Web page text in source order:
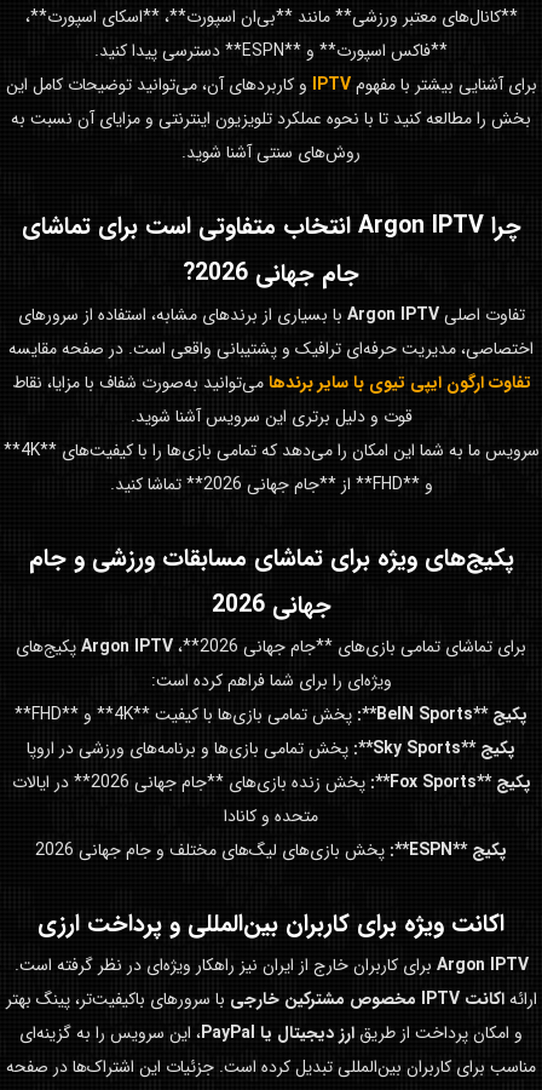
**کانال‌های معتبر ورزشی** مانند **بی‌ان اسپورت**، **اسکای اسپورت**،
**فاکس اسپورت** و **ESPN** دسترسی پیدا کنید.
برای آشنایی بیشتر با مفهومIPTV و کاربردهای آن، می‌توانید توضیحات کامل این
بخش را مطالعه کنید تا با نحوه عملکرد تلویزیون اینترنتی و مزایای آن نسبت به
روش‌های سنتی آشنا شوید.
چراArgon IPTV انتخاب متفاوتی است برای تماشای
جام جهانی 2026
?
تفاوت اصلیArgon IPTV با بسیاری از برندهای مشابه، استفاده از سرورهای
اختصاصی، مدیریت حرفه‌ای ترافیک و پشتیبانی واقعی است. در صفحه مقایسه
تفاوت ارگون ایپی تیوی با سایر برندها می‌توانید به‌صورت شفاف با مزایا، نقاط
قوت و دلیل برتری این سرویس آشنا شوید.
سرویس ما به شما این امکان را می‌دهد که تمامی بازی‌ها را با کیفیت‌های **4K**
و **FHD** از **جام جهانی 2026** تماشا کنید.
پکیج‌های ویژه برای تماشای مسابقات ورزشی وجام
جهانی 2026
برای تماشای تمامی بازی‌های **جام جهانی 2026**، Argon IPTVپکیج‌های
ویژه‌ای را برای شما فراهم کرده است:
پکیج **BeIN Sports**:
پخش تمامی بازی‌ها با کیفیت **4K** و **FHD**
پکیج **Sky Sports**:
پخش تمامی بازی‌ها و برنامه‌های ورزشی در اروپا
پکیج **Fox Sports**:
پخش زنده بازی‌های **جام جهانی 2026** در ایالات
متحده و کانادا
پکیج **ESPN**:
پخش بازی‌های لیگ‌های مختلف و جام جهانی 2026
اکانت ویژه برای کاربران بین‌المللی و پرداخت ارزی
Argon IPTV برای کاربران خارج از ایران نیز راهکار ویژه‌ای در نظر گرفته است.
ارائهاکانت IPTV مخصوص مشترکین خارجی
با سرورهای باکیفیت‌تر، پینگ بهتر
و امکان پرداخت از طریق ارز دیجیتال یا PayPal
، این سرویس را به گزینه‌ای
مناسب برای کاربران بین‌المللی تبدیل کرده است. جزئیات این اشتراک‌ها در صفحه